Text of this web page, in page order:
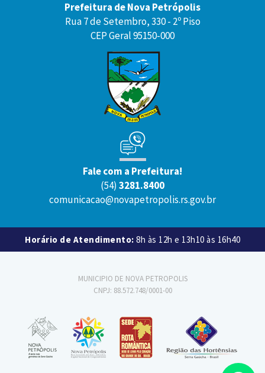
Prefeitura de Nova Petrópolis
Rua 7 de Setembro, 330 - 2º Piso
CEP Geral 95150-000
Fale com a Prefeitura!
(54) 3281.8400
comunicacao@novapetropolis.rs.gov.br
Horário de Atendimento: 8h às 12h e 13h10 às 16h40
MUNICIPIO DE NOVA PETROPOLIS
CNPJ: 88.572.748/0001-00